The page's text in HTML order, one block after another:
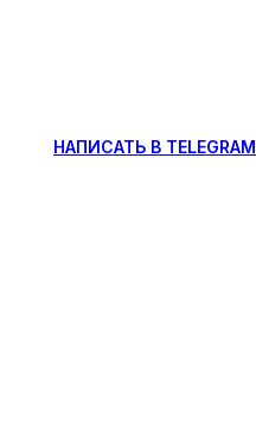
НАПИСАТЬ В TELEGRAM